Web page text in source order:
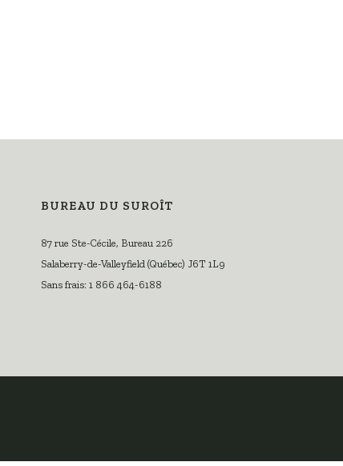
BUREAU DU SUROÎT
87 rue Ste-Cécile, Bureau 226
Salaberry-de-Valleyfield (Québec) J6T 1L9
Sans frais: 1 866 464-6188